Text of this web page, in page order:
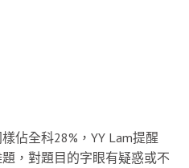
佔全科28%，YY Lam提醒
，對題目的字眼有疑惑或不